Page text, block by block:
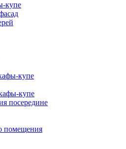
купе
купе
купе
посередине
помещения